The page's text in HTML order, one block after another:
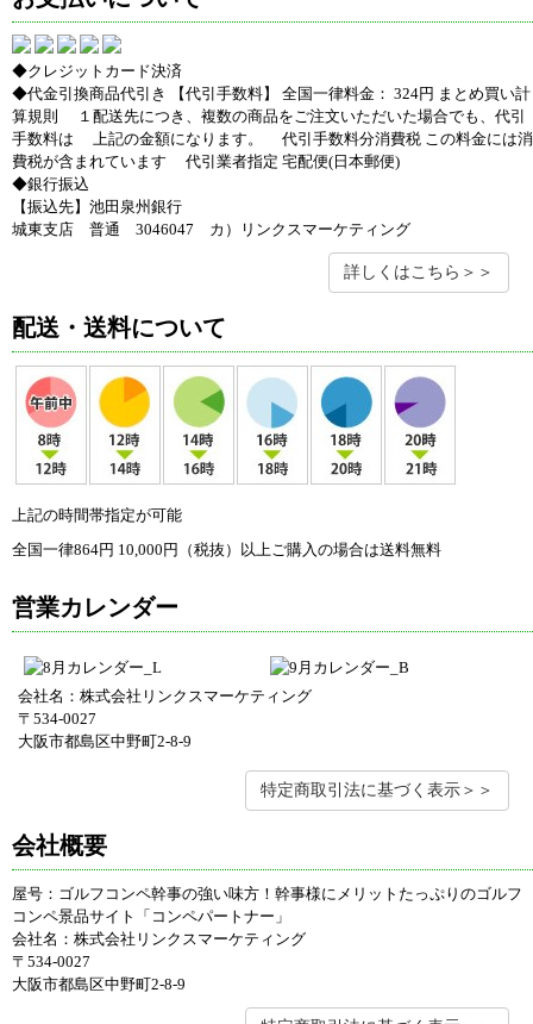
◆クレジットカード決済
◆代金引換商品代引き 【代引手数料】 全国一律料金： 324円 まとめ買い計
算規則 １配送先につき、複数の商品をご注文いただいた場合でも、代引
手数料は 上記の金額になります。 代引手数料分消費税 この料金には消
費税が含まれています 代引業者指定 宅配便(日本郵便)
◆銀行振込
【振込先】池田泉州銀行
城東支店 普通 3046047 カ）リンクスマーケティング
詳しくはこちら＞＞
配送・送料について
上記の時間帯指定が可能
全国一律864円 10,000円（税抜）以上ご購入の場合は送料無料
営業カレンダー
会社名：株式会社リンクスマーケティング
〒534-0027
大阪市都島区中野町2-8-9
特定商取引法に基づく表示＞＞
会社概要
屋号：ゴルフコンペ幹事の強い味方！幹事様にメリットたっぷりのゴルフ
コンペ景品サイト「コンペパートナー」
会社名：株式会社リンクスマーケティング
〒534-0027
大阪市都島区中野町2-8-9